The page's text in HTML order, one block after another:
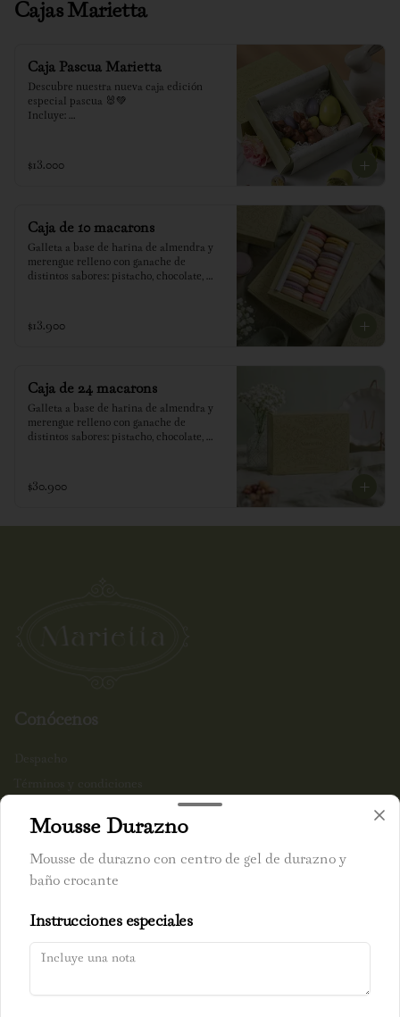
Cajas Marietta
Caja Pascua Marietta
Descubre nuestra nueva caja edición
especial pascua 🐰💚
Incluye:
6 huevitos relleno surtido (maracuyá,
nutella y pistacho)
$13.000
Caja de 10 macarons
Galleta a base de harina de almendra y
merengue relleno con ganache de
distintos sabores: pistacho, chocolate,
$13.900
Caja de 24 macarons
Galleta a base de harina de almendra y
merengue relleno con ganache de
distintos sabores: pistacho, chocolate,
$30.900
Conócenos
Redes sociales
Instagram
Iniciar sesión
Mousse Durazno
Mousse de durazno con centro de gel de durazno y
baño crocante
Instrucciones especiales